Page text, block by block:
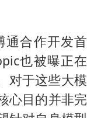
通合作开发首
也被曝正在
对于这些大模
心目的并非完